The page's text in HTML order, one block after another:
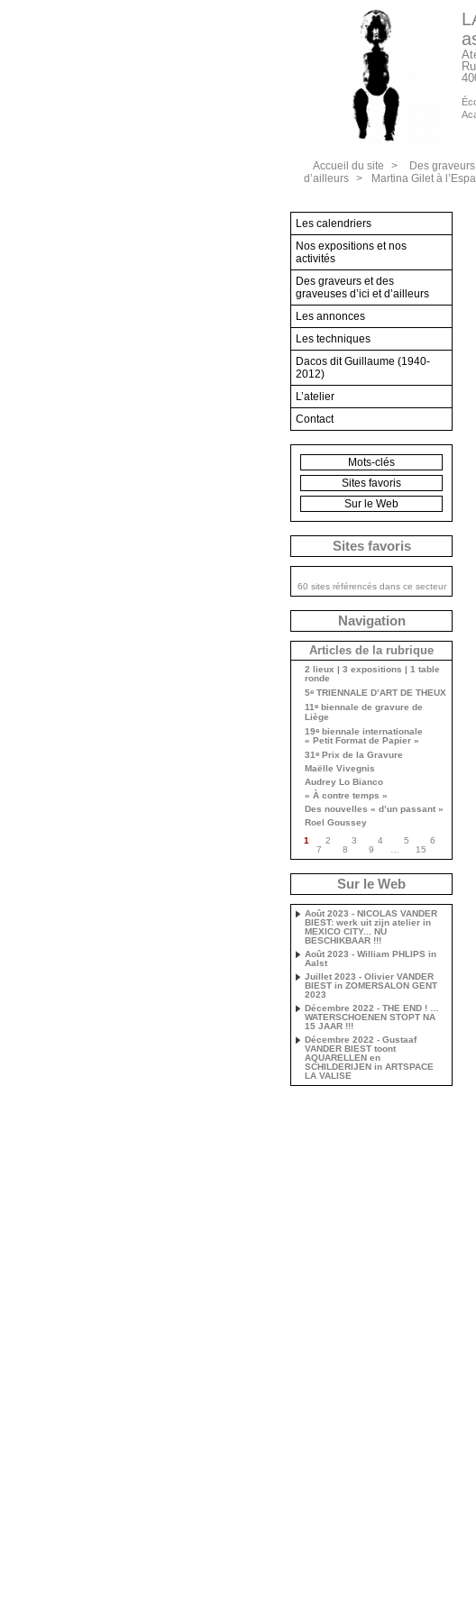
Accueil du site >
Des
d’ailleurs > Martina Gilet à
Les calendriers
Nos expositions et nos
activités
Des graveurs et des
graveuses d’ici et d’ailleurs
Les annonces
Les techniques
Dacos dit Guillaume (1940-
2012)
L’atelier
Contact
Mots-clés
Sites favoris
Sur le Web
Sites favoris
60 sites référencés dans ce secteur
Navigation
Articles de la rubrique
2 lieux | 3 expositions | 1 table
ronde
5e TRIENNALE D’ART DE THEUX
11e biennale de gravure de
Liège
19e biennale internationale
« Petit Format de Papier »
31 e Prix de la Gravure
Maëlle Vivegnis
Audrey Lo Bianco
« À contre temps »
Des nouvelles « d’un passant »
Roel Goussey
1
2 3 4 5
6
7
8 9 15
Sur le Web
Août 2023 - NICOLAS VANDER
BIEST: werk uit zijn atelier in
MEXICO CITY... NU
BESCHIKBAAR !!!
Août 2023 - William PHLIPS in
Aalst
Juillet 2023 - Olivier VANDER
BIEST in ZOMERSALON GENT
2023
Décembre 2022 - THE END ! …
WATERSCHOENEN STOPT NA
15 JAAR !!!
Décembre 2022 - Gustaaf
VANDER BIEST toont
AQUARELLEN en
SCHILDERIJEN in ARTSPACE
LA VALISE